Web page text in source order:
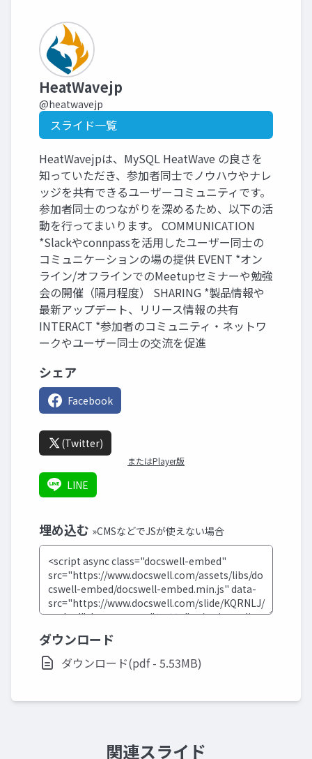
HeatWavejp
@heatwavejp
スライド一覧
HeatWavejpは、MySQL HeatWave の良さを
知っていただき、参加者同士でノウハウやナレ
ッジを共有できるユーザーコミュニティです。
参加者同士のつながりを深めるため、以下の活
動を行ってまいります。 COMMUNICATION
*Slackやconnpassを活用したユーザー同士の
コミュニケーションの場の提供 EVENT *オン
ライン/オフラインでのMeetupセミナーや勉強
会の開催（隔月程度） SHARING *製品情報や
最新アップデート、リリース情報の共有
INTERACT *参加者のコミュニティ・ネットワ
ークやユーザー同士の交流を促進
シェア
Facebook
(Twitter)
またはPlayer版
LINE
埋め込む »CMSなどでJSが使えない場合
ダウンロード
ダウンロード(pdf - 5.53MB)
関連スライド